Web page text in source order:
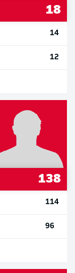
18
14
12
138
114
96